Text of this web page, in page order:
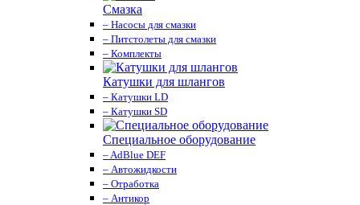
Смазка
– Насосы для смазки
– Питстолеты для смазки
– Комплекты
Катушки для шлангов
– Катушки LD
– Катушки SD
Специальное оборудование
– AdBlue DEF
– Автожидкости
– Отработка
– Антикор